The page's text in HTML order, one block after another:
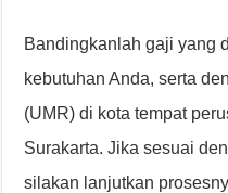
Bandingkanlah gaji yang
kebutuhan Anda, serta
(UMR) di kota tempat
Surakarta. Jika sesuai
silakan lanjutkan